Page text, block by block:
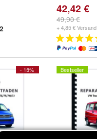
42,42 €
49,90 €
+ 4,85 € Versand
- 15% Bestseller